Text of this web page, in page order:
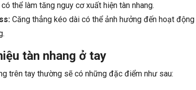
thể làm tăng nguy cơ xuất hiện tàn nhang.
Căng thẳng kéo dài có thể ảnh hưởng đến hoạt
tàn nhang ở tay
trên tay thường sẽ có những đặc điểm như sau: